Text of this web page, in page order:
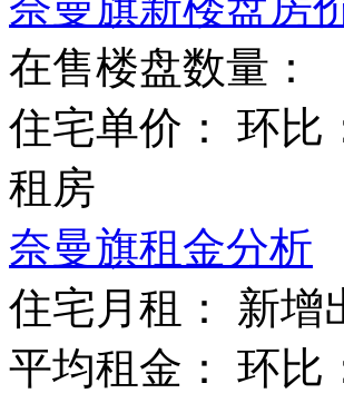
在售楼盘数量：
住宅单价：
环比
租房
奈曼旗租金分析
住宅月租：
新增
平均租金：
环比